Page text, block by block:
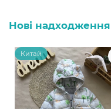
Нові надходження
Китай